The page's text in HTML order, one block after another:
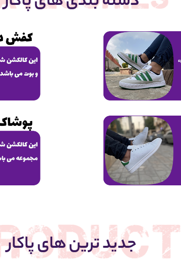
جدید ترین های پاکار